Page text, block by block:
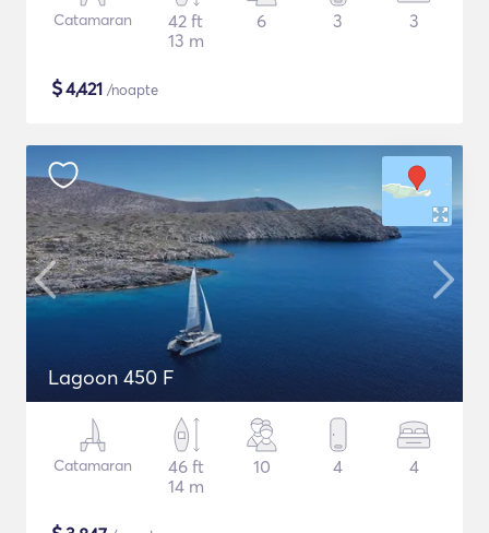
Catamaran
42 ft
13 m
6 3 3
$4,421 /noapte
Lagoon 450 F
Catamaran
46 ft
14 m
10 4 4